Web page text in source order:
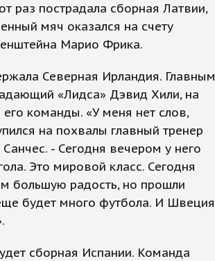
раз пострадала сборная Латвии,
мяч оказался на счету
Марио Фрика.
Северная Ирландия. Главным
«Лидса» Дэвид Хили, на
команды. «У меня нет слов,
на похвалы главный тренер
- Сегодня вечером у него
Это мировой класс. Сегодня
большую радость, но прошли
будет много футбола. И Швеция
сборная Испании. Команда